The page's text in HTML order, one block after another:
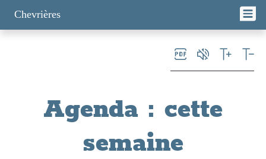
Chevrières
Agenda : cette
semaine